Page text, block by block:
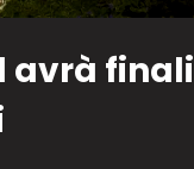
avrà finali